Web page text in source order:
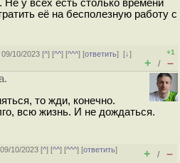
у всех есть столько времени
её на бесполезную работу с
09/10/2023 [^] [^^] [^^^] [ответить][↓]
+1
+ / –
то жди, конечно.
всю жизнь. И не дождаться.
10/2023 [^] [^^] [^^^] [ответить]
+ / –